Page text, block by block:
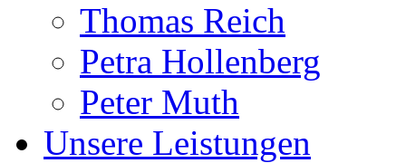
Thomas Reich
Petra Hollenberg
Peter Muth
Unsere Leistungen